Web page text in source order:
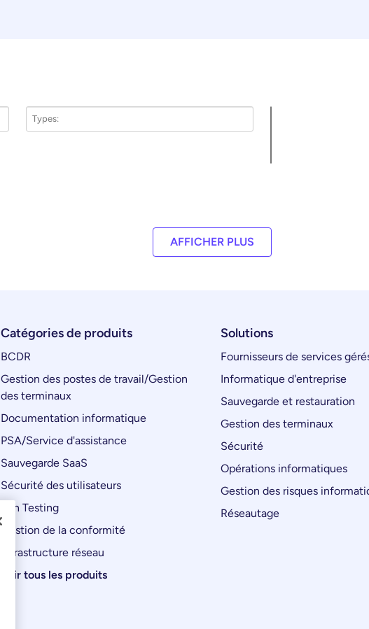
AFFICHER PLUS
Catégories de produits
BCDR
Gestion des postes de travail/Gestion
des terminaux
Documentation informatique
PSA/Service d'assistance
Sauvegarde SaaS
Sécurité des utilisateurs
Pen Testing
Gestion de la conformité
Infrastructure réseau
Voir tous les produits
Solutions
Fournisseurs de services
Informatique d'entreprise
Sauvegarde et restauration
Gestion des terminaux
Sécurité
Opérations informatiques
Gestion des risques
Réseautage